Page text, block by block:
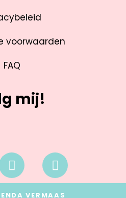
voorwaarden
FAQ
mij!
VERMAAS